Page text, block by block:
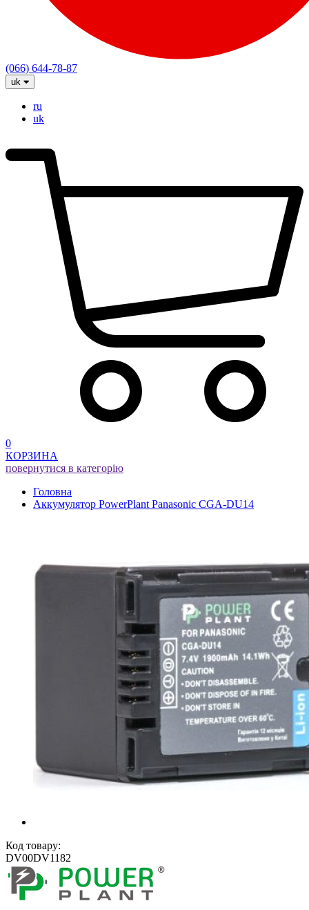
(066) 644-78-87
uk
ru
uk
0
КОРЗИНА
повернутися в категорію
Головна
Aккумулятор PowerPlant Panasonic CGA-DU14
Код товару:
DV00DV1182